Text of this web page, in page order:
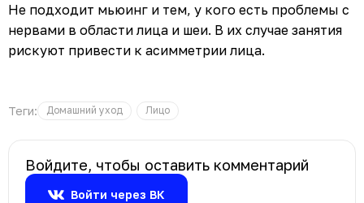
Не подходит мьюинг и тем, у кого есть проблемы с
нервами в области лица и шеи. В их случае занятия
рискуют привести к асимметрии лица.
Теги: Домашний уход Лицо
Войдите, чтобы оставить комментарий
Войти через ВК